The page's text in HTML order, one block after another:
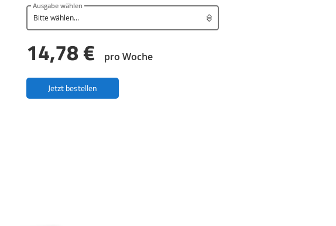
Ausgabe wählen
14,78 € pro Woche
Jetzt bestellen